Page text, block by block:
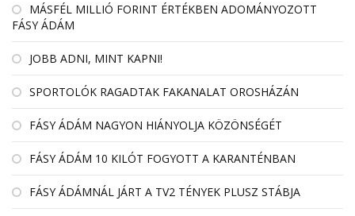
MÁSFÉL MILLIÓ FORINT ÉRTÉKBEN ADOMÁNYOZOTT
FÁSY ÁDÁM
JOBB ADNI, MINT KAPNI!
SPORTOLÓK RAGADTAK FAKANALAT OROSHÁZÁN
FÁSY ÁDÁM NAGYON HIÁNYOLJA KÖZÖNSÉGÉT
FÁSY ÁDÁM 10 KILÓT FOGYOTT A KARANTÉNBAN
FÁSY ÁDÁMNÁL JÁRT A TV2 TÉNYEK PLUSZ STÁBJA